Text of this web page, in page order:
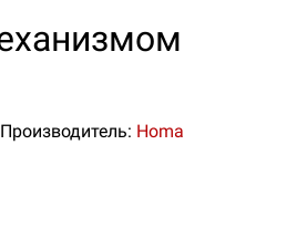
Производитель: Homa